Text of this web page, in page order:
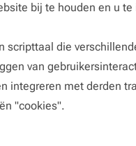
bij te houden en u
scripttaal die
van
integreren met derden
"cookies".